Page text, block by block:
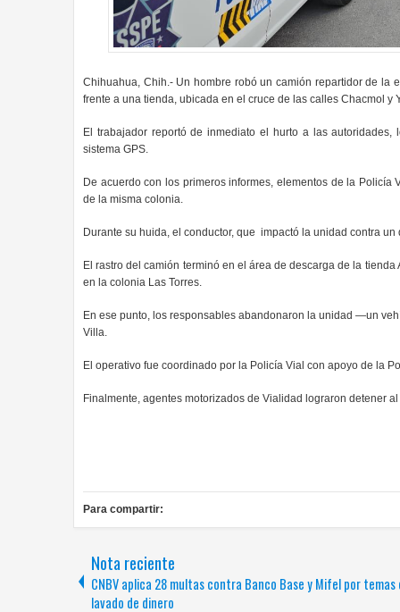
Chihuahua, Chih.- Un hombre robó un camión repartidor de la
frente a una tienda, ubicada en el cruce de las calles Chacmol y
El trabajador reportó de inmediato el hurto a las
sistema GPS.
De acuerdo con los primeros informes, elementos de la
de la misma colonia.
Durante su huida, el conductor, que impactó la unidad contra
El rastro del camión terminó en el área de descarga de la
en la colonia Las Torres.
En ese punto, los responsables abandonaron la unidad —un
Villa.
El operativo fue coordinado por la Policía Vial con apoyo de la
Finalmente, agentes motorizados de Vialidad lograron detener
Para compartir:
Nota reciente
CNBV aplica 28 multas contra Banco Base y Mifel por temas
lavado de dinero